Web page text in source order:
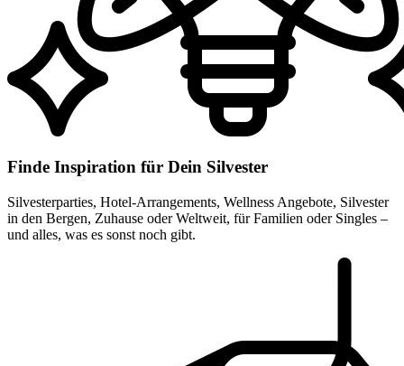
Finde Inspiration für Dein Silvester
Silvesterparties, Hotel-Arrangements, Wellness Angebote, Silvester
in den Bergen, Zuhause oder Weltweit, für Familien oder Singles –
und alles, was es sonst noch gibt.